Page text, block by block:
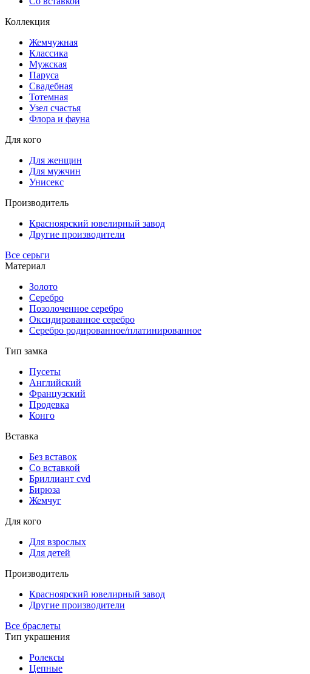
Коллекция
Жемчужная
Классика
Мужская
Паруса
Свадебная
Тотемная
Узел счастья
Флора и фауна
Для кого
Для женщин
Для мужчин
Унисекс
Производитель
Красноярский ювелирный завод
Другие производители
Все серьги
Материал
Золото
Серебро
Позолоченное серебро
Оксидированное серебро
Серебро родированное/платинированное
Тип замка
Пусеты
Английский
Французский
Продевка
Конго
Вставка
Без вставок
Со вставкой
Бриллиант cvd
Бирюза
Жемчуг
Для кого
Для взрослых
Для детей
Производитель
Красноярский ювелирный завод
Другие производители
Все браслеты
Тип украшения
Ролексы
Цепные